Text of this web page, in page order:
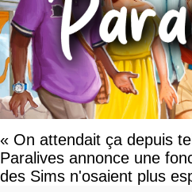
« On attendait ça depuis
Paralives annonce une
des Sims n'osaient plus